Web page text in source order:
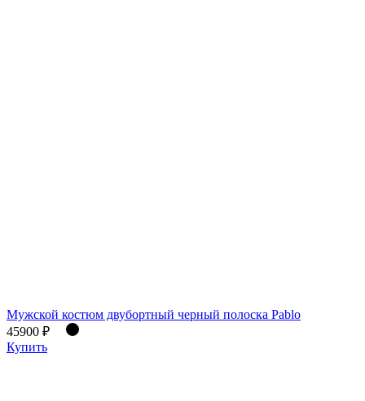
Мужской костюм двубортный черный полоска Pablo
45900 ₽
Купить